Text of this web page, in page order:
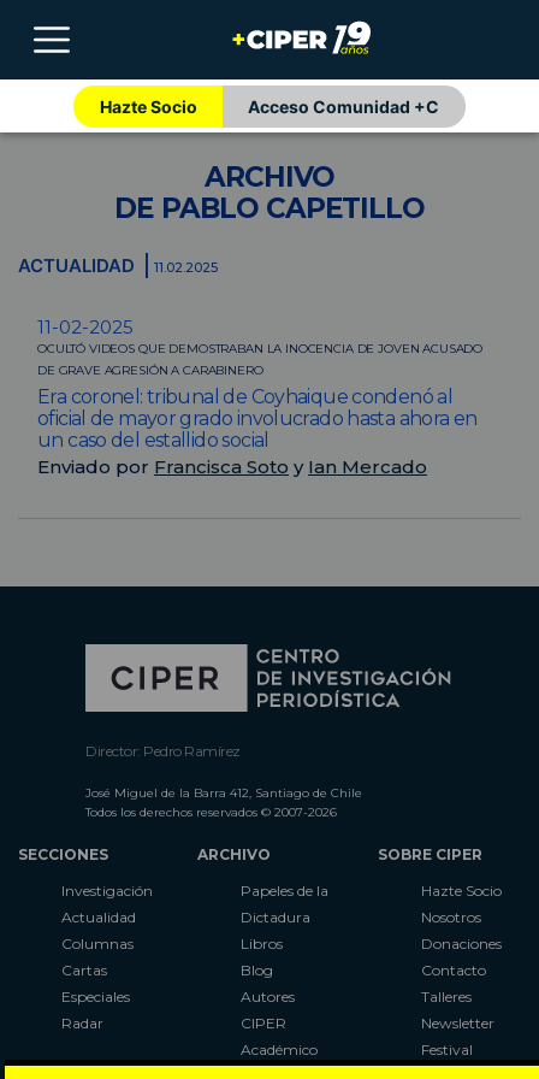
Hazte Socio Acceso Comunidad +C
ARCHIVO
DE PABLO CAPETILLO
ACTUALIDAD 11.02.2025
11-02-2025
OCULTÓ VIDEOS QUE DEMOSTRABAN LA INOCENCIA DE JOVEN ACUSADO
DE GRAVE AGRESIÓN A CARABINERO
Era coronel: tribunal de Coyhaique condenó al
oficial de mayor grado involucrado hasta ahora en
un caso del estallido social
Enviado por Francisca Soto y Ian Mercado
Director: Pedro Ramírez
José Miguel de la Barra 412, Santiago de Chile
Todos los derechos reservados © 2007-2026
SECCIONES
Investigación
Actualidad
Columnas
Cartas
Especiales
Radar
ARCHIVO
Papeles de la
Dictadura
Libros
Blog
Autores
CIPER
Académico
SOBRE CIPER
Hazte Socio
Nosotros
Donaciones
Contacto
Talleres
Newsletter
Festival